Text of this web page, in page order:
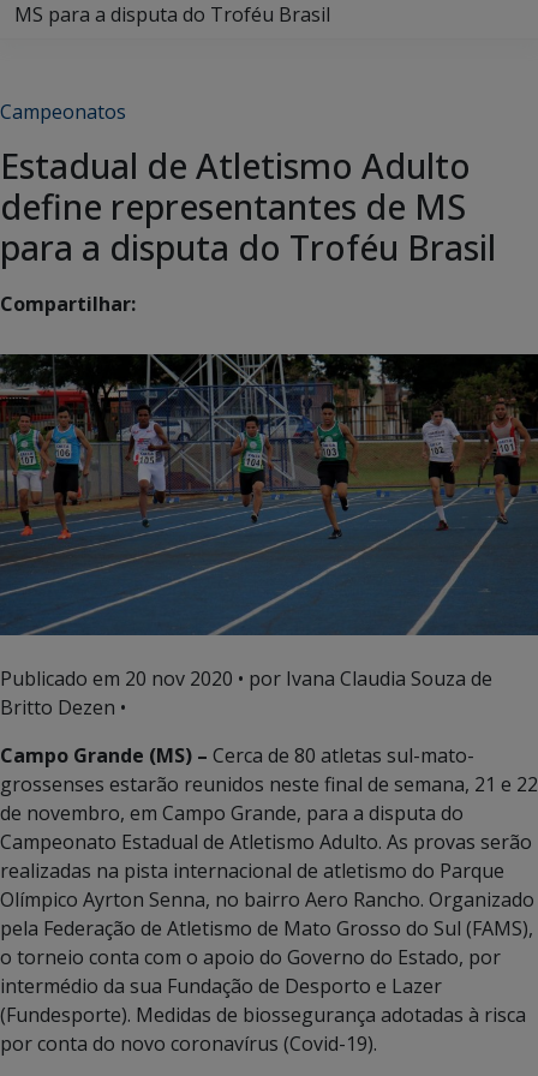
MS para a disputa do Troféu Brasil
Campeonatos
Estadual de Atletismo Adulto
define representantes de MS
para a disputa do Troféu Brasil
Compartilhar:
Publicado em 20 nov 2020 • por Ivana Claudia Souza de
Britto Dezen •
Campo Grande (MS) – Cerca de 80 atletas sul-mato-
grossenses estarão reunidos neste final de semana, 21 e 22
de novembro, em Campo Grande, para a disputa do
Campeonato Estadual de Atletismo Adulto. As provas serão
realizadas na pista internacional de atletismo do Parque
Olímpico Ayrton Senna, no bairro Aero Rancho. Organizado
pela Federação de Atletismo de Mato Grosso do Sul (FAMS),
o torneio conta com o apoio do Governo do Estado, por
intermédio da sua Fundação de Desporto e Lazer
(Fundesporte). Medidas de biossegurança adotadas à risca
por conta do novo coronavírus (Covid-19).